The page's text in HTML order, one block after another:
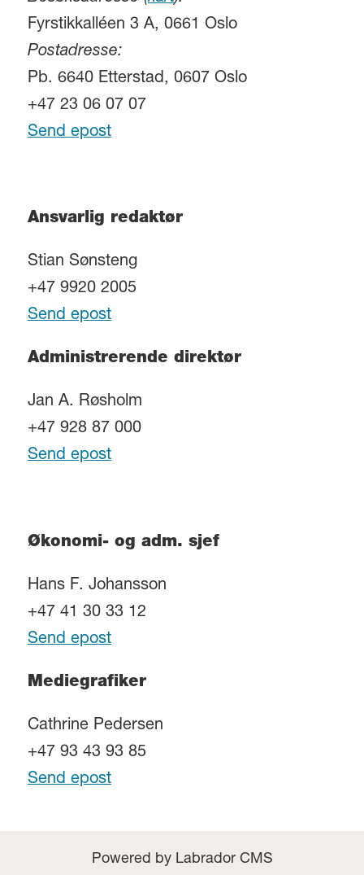
Fyrstikkalléen 3 A, 0661 Oslo
Postadresse:
Pb. 6640 Etterstad, 0607 Oslo
+47 23 06 07 07
Send epost
Ansvarlig redaktør
Stian Sønsteng
+47 9920 2005
Send epost
Administrerende direktør
Jan A. Røsholm
+47 928 87 000
Send epost
Økonomi- og adm. sjef
Hans F. Johansson
+47 41 30 33 12
Send epost
Mediegrafiker
Cathrine Pedersen
+47 93 43 93 85
Send epost
Powered by Labrador CMS